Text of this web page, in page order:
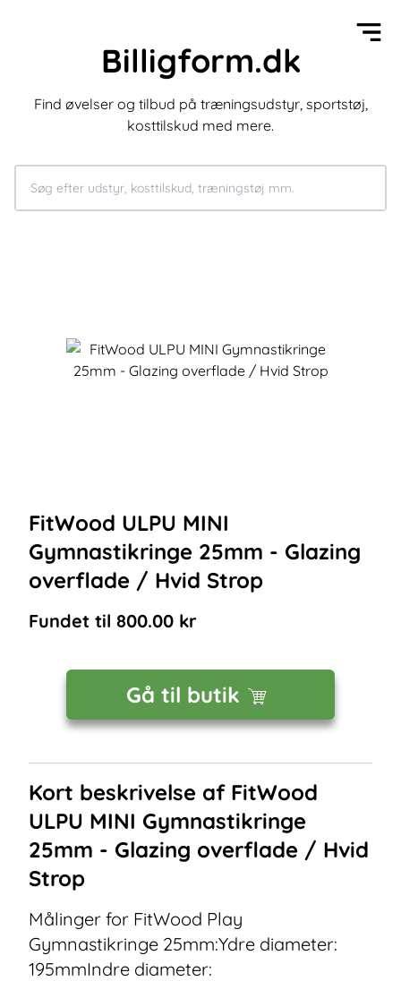
Billigform.dk
Find øvelser og tilbud på træningsudstyr, sportstøj,
kosttilskud med mere.
FitWood ULPU MINI
Gymnastikringe 25mm - Glazing
overflade / Hvid Strop
Fundet til 800.00 kr
Gå til butik
Kort beskrivelse af FitWood
ULPU MINI Gymnastikringe
25mm - Glazing overflade / Hvid
Strop
Målinger for FitWood Play
Gymnastikringe 25mm:Ydre diameter:
195mmIndre diameter: